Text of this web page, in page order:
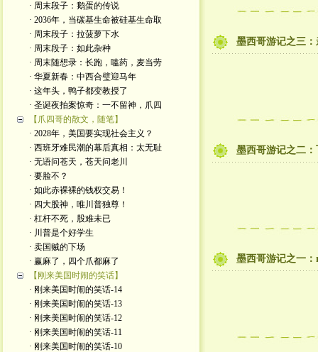
· 周末段子：鹅蛋的传说
· 2036年，当碳基生命被硅基生命取
· 周末段子：拉菠萝下水
· 周末段子：如此杂种
· 周末随想录：长跑，嗑药，麦当劳
· 华夏新春：中西合璧迎马年
· 这年头，鸭子都变教授了
· 圣诞夜拍案惊奇：一不留神，爪四
【爪四哥的散文，随笔】
· 2028年，美国要实现社会主义？
· 西班牙难民潮的幕后真相：太无耻
· 无语问苍天，苍天问老川
· 要脸不？
· 如此赤裸裸的钱权交易！
· 四大股神，唯川普独尊！
· 杠杆不死，股难未已
· 川普是个好学生
· 卖国贼的下场
· 赢麻了，四个爪都麻了
【刚来美国时闹的笑话】
· 刚来美国时闹的笑话-14
· 刚来美国时闹的笑话-13
· 刚来美国时闹的笑话-12
· 刚来美国时闹的笑话-11
· 刚来美国时闹的笑话-10
墨西哥游记之三
墨西哥游记之二
墨西哥游记之一：